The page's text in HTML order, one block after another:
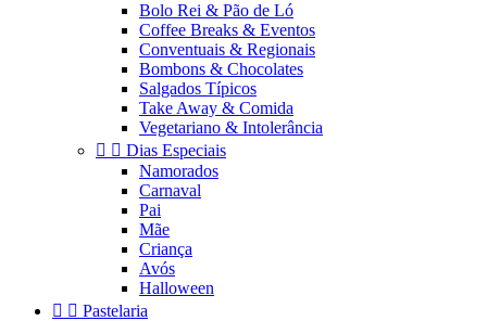
Bolo Rei & Pão de Ló
Coffee Breaks & Eventos
Conventuais & Regionais
Bombons & Chocolates
Salgados Típicos
Take Away & Comida
Vegetariano & Intolerância
  Dias Especiais
Namorados
Carnaval
Pai
Mãe
Criança
Avós
Halloween
  Pastelaria